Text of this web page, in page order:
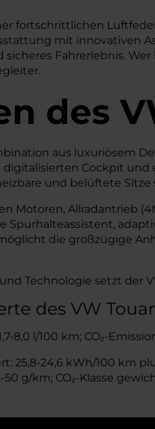
fortschrittlichen
mit innovativen
Fahrerlebnis.
des
aus luxuriösem
Cockpit
und belüftete
Motoren, Allradantrieb
Spurhalteassistent,
die großzügige
Technologie setzt der
des VW
l/100 km; CO₂-
24,6 kWh/100 km
g/km; CO₂-Klasse